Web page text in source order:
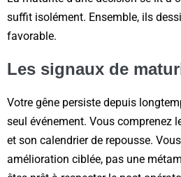
suffit isolément. Ensemble, ils
favorable.
Les signaux de
Votre gêne persiste depuis
seul événement. Vous comprenez
et son calendrier de repousse.
amélioration ciblée, pas une